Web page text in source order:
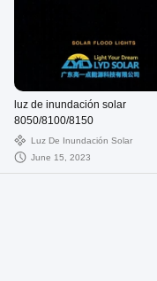
luz de inundación solar
8050/8100/8150
Luz De Inundación Solar
June 15, 2023